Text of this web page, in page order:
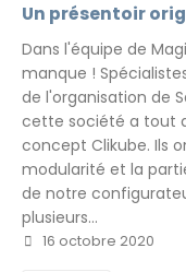
Un présentoir
Dans l'équipe de
manque !
de l'organisation de
cette société a tout
concept Clikube. Ils
modularité et la
de notre
plusieurs...
16 octobre 2020